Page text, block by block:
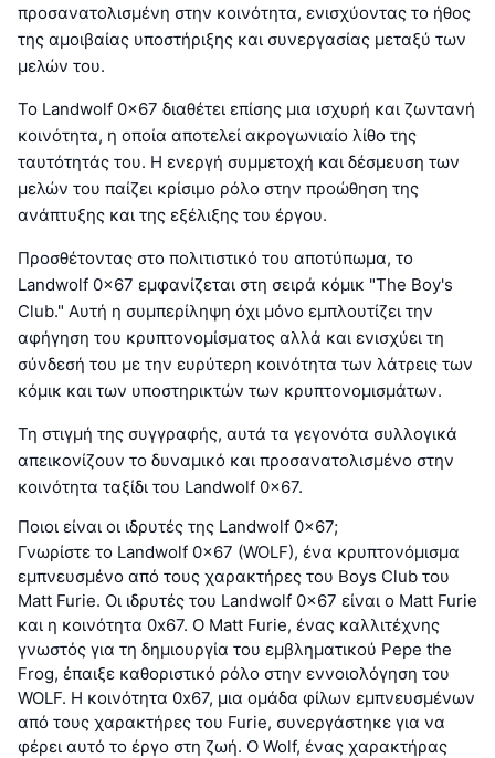
προσανατολισμένη στην κοινότητα, ενισχύοντας το ήθος
της αμοιβαίας υποστήριξης και συνεργασίας μεταξύ των
μελών του.
Το Landwolf 0x67 διαθέτει επίσης μια ισχυρή και ζωντανή
κοινότητα, η οποία αποτελεί ακρογωνιαίο λίθο της
ταυτότητάς του. Η ενεργή συμμετοχή και δέσμευση των
μελών του παίζει κρίσιμο ρόλο στην προώθηση της
ανάπτυξης και της εξέλιξης του έργου.
Προσθέτοντας στο πολιτιστικό του αποτύπωμα, το
Landwolf 0x67 εμφανίζεται στη σειρά κόμικ "The Boy's
Club." Αυτή η συμπερίληψη όχι μόνο εμπλουτίζει την
αφήγηση του κρυπτονομίσματος αλλά και ενισχύει τη
σύνδεσή του με την ευρύτερη κοινότητα των λάτρεις των
κόμικ και των υποστηρικτών των κρυπτονομισμάτων.
Τη στιγμή της συγγραφής, αυτά τα γεγονότα συλλογικά
απεικονίζουν το δυναμικό και προσανατολισμένο στην
κοινότητα ταξίδι του Landwolf 0x67.
Ποιοι είναι οι ιδρυτές της Landwolf 0x67;
Γνωρίστε το Landwolf 0x67 (WOLF), ένα κρυπτονόμισμα
εμπνευσμένο από τους χαρακτήρες του Boys Club του
Matt Furie. Οι ιδρυτές του Landwolf 0x67 είναι ο Matt Furie
και η κοινότητα 0x67. Ο Matt Furie, ένας καλλιτέχνης
γνωστός για τη δημιουργία του εμβληματικού Pepe the
Frog, έπαιξε καθοριστικό ρόλο στην εννοιολόγηση του
WOLF. Η κοινότητα 0x67, μια ομάδα φίλων εμπνευσμένων
από τους χαρακτήρες του Furie, συνεργάστηκε για να
φέρει αυτό το έργο στη ζωή. Ο Wolf, ένας χαρακτήρας